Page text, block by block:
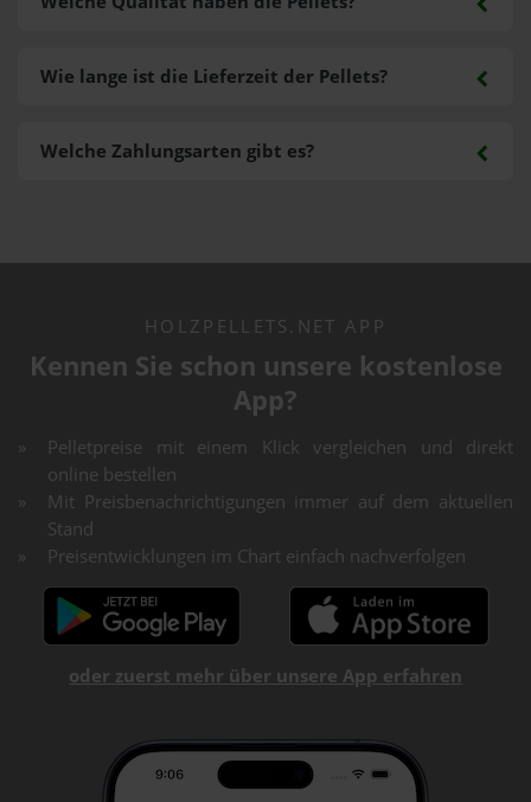
Welche Zahlungsarten gibt es?
Wie lange ist die Lieferzeit der Pellets?
HOLZPELLETS.NET APP
Kennen Sie schon unsere kostenlose
App?
Pelletpreise mit einem Klick vergleichen und direkt
online bestellen
Mit Preisbenachrichtigungen immer auf dem aktuellen
Stand
Preisentwicklungen im Chart einfach nachverfolgen
oder zuerst mehr über unsere App erfahren